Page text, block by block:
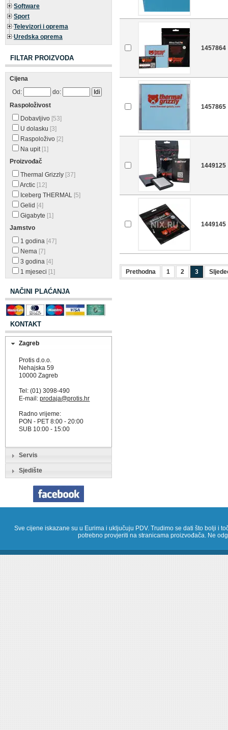
Software
Sport
Televizori i oprema
Uredska oprema
FILTAR PROIZVODA
Cijena
Od:
do:
Raspoloživost
Dobavljivo [53]
U dolasku [3]
Raspoloživo [2]
Na upit [1]
Proizvođač
Thermal Grizzly [37]
Arctic [12]
Iceberg THERMAL [5]
Gelid [4]
Gigabyte [1]
Jamstvo
1 godina [47]
Nema [7]
3 godina [4]
1 mjeseci [1]
NAČINI PLAĆANJA
KONTAKT
Zagreb
Protis d.o.o.
Nehajska 59
10000 Zagreb
Tel: (01) 3098-490
E-mail:prodaja@protis.hr
Radno vrijeme:
PON - PET 8:00 - 20:00
SUB 10:00 - 15:00
Servis
Sjedište
1457864
1457865
1449125
1449145
Prethodna 1 2 3
Sve cijene iskazane su u Eurima i uključuju PDV. Trudimo se dati što bolji i
potrebno provjeriti na stranicama proizvođača. Ne